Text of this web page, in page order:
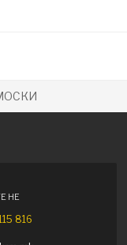
НЕ
816